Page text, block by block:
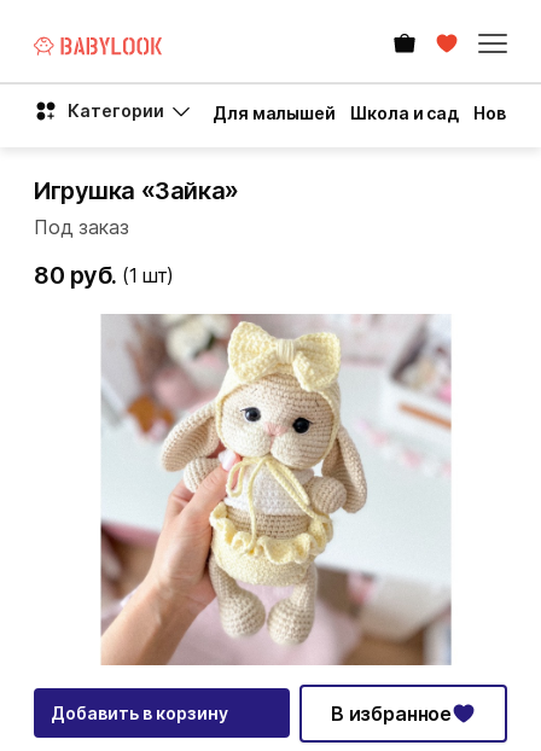
Категории Для малышей Школа и сад Новый
Игрушка «Зайка»
Под заказ
80 руб. (1 шт)
Добавить в корзину В избранное